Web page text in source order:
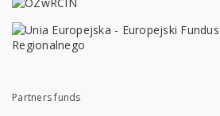
Partners funds